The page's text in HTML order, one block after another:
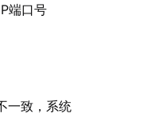
端口号
一致，系统